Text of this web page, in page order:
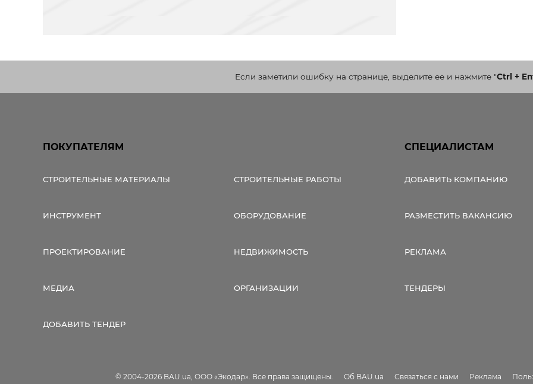
Если заметили ошибку на странице, выделите ее и нажмите"Ctrl +
ПОКУПАТЕЛЯМ
СТРОИТЕЛЬНЫЕ МАТЕРИАЛЫ СТРОИТЕЛЬНЫЕ РАБОТЫ
ИНСТРУМЕНТ ОБОРУДОВАНИЕ
ПРОЕКТИРОВАНИЕ НЕДВИЖИМОСТЬ
МЕДИА ОРГАНИЗАЦИИ
ДОБАВИТЬ ТЕНДЕР
СПЕЦИАЛИСТАМ
ДОБАВИТЬ КОМПАНИЮ
РАЗМЕСТИТЬ ВАКАНСИЮ
РЕКЛАМА
ТЕНДЕРЫ
© 2004-2026 BAU.ua, ООО «Экодар». Все права защищены. Об BAU.ua Связаться с нами Реклама